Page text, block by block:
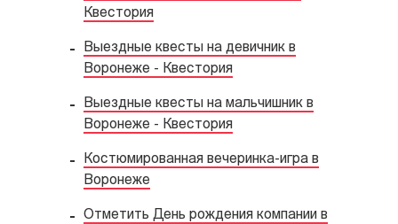
Квестория
Выездные квесты на девичник в
Воронеже - Квестория
Выездные квесты на мальчишник в
Воронеже - Квестория
Костюмированная вечеринка-игра в
Воронеже
Отметить День рождения компании в